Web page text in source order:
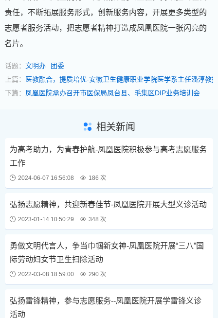
责任，不断拓展服务形式，创新服务内容，开展更多类型的
志愿者服务活动，把志愿者精神打造成凤凰医院一张闪亮的
名片。
话题： 文明办
团委
上篇：
医教融合，提质培优-安徽卫生健康职业学院医学系主任潘淳教
下篇： 凤凰医院承办召开市医保局凤台县、毛集区DIP业务培训会
相关新闻
为高考助力，为青春护航-凤凰医院积极参与高考志愿服务
工作
2024-06-07 16:56:08 186 次
弘扬志愿精神，共迎新春佳节-凤凰医院开展大型义诊活动
2023-01-14 10:50:29 348 次
勇做文明代言人，争当巾帼新女神-凤凰医院开展“三八”国
际劳动妇女节卫生扫除活动
2022-03-08 18:59:00 290 次
弘扬雷锋精神，参与志愿服务--凤凰医院开展学雷锋义诊
活动